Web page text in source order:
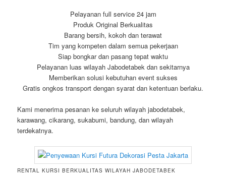
Pelayanan full service 24 jam
Produk Original Berkualitas
Barang bersih, kokoh dan terawat
Tim yang kompeten dalam semua pekerjaan
Siap bongkar dan pasang tepat waktu
Pelayanan luas wilayah Jabodetabek dan sekitarnya
Memberikan solusi kebutuhan event sukses
Gratis ongkos transport dengan syarat dan ketentuan berlaku.
Kami menerima pesanan ke seluruh wilayah jabodetabek,
karawang, cikarang, sukabumi, bandung, dan wilayah
terdekatnya.
RENTAL KURSI BERKUALITAS WILAYAH JABODETABEK